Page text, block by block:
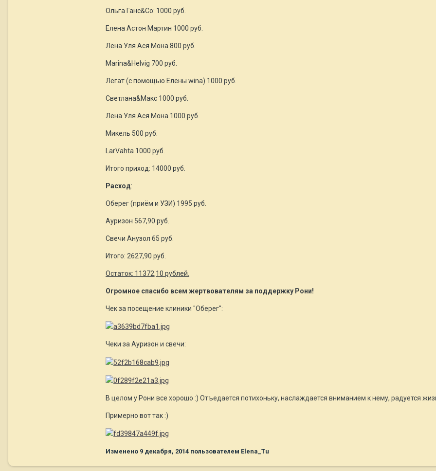
Ольга Ганс&Co: 1000 руб.
Елена Астон Мартин 1000 руб.
Лена Уля Ася Мона 800 руб.
Marina&Helvig 700 руб.
Легат (с помощью Елены wina) 1000 руб.
Светлана&Макс 1000 руб.
Лена Уля Ася Мона 1000 руб.
Микель 500 руб.
LarVahta 1000 руб.
Итого приход: 14000 руб.
Расход:
Оберег (приём и УЗИ) 1995 руб.
Ауризон 567,90 руб.
Свечи Анузол 65 руб.
Итого: 2627,90 руб.
Остаток: 11372,10 рублей.
Огромное спасибо всем жертвователям за поддержку Рони!
Чек за посещение клиники "Оберег":
Чеки за Ауризон и свечи:
В целом у Рони все хорошо :) Отъедается потихоньку, наслаждается вниманием к нему, радуется
Примерно вот так :)
Изменено 9 декабря, 2014 пользователем Elena_Tu